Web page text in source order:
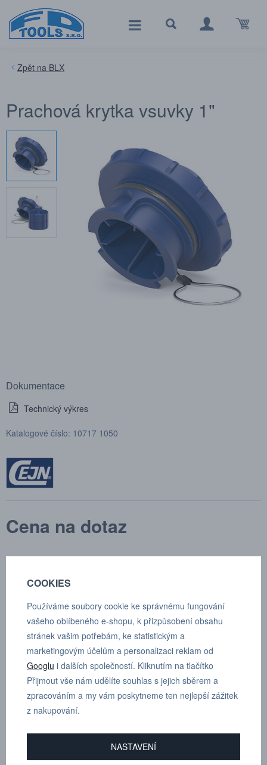
BLX
Prachová krytka vsuvky 1"
Dokumentace
Technický výkres
Katalogové číslo: 10717 1050
Cena na dotaz
TECHNICKÉ ÚDAJE
Krytka proti prachu s drátem pro krytí vsuvky (samce).
Technické parametry:
Kategorie:Krytka proti prachu s drátem
Hlavní materiál:
Vhodná pro:Vsuvku BLX 717
COOKIES
Používáme soubory cookie ke správnému fungování
vašeho oblíbeného e-shopu, k přizpůsobení obsahu
stránek vašim potřebám, ke statistickým a
marketingovým účelům a personalizaci reklam od
Googlu i dalších společností. Kliknutím na tlačítko
Přijmout vše nám udělíte souhlas s jejich sběrem a
zpracováním a my vám poskytneme ten nejlepší zážitek
z nakupování.
NASTAVENÍ